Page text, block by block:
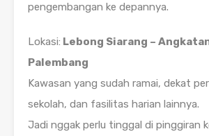
pengembangan ke depannya.
Lokasi: Lebong Siarang –
Palembang
Kawasan yang sudah ramai, dekat
sekolah, dan fasilitas harian lainnya.
Jadi nggak perlu tinggal di pinggiran